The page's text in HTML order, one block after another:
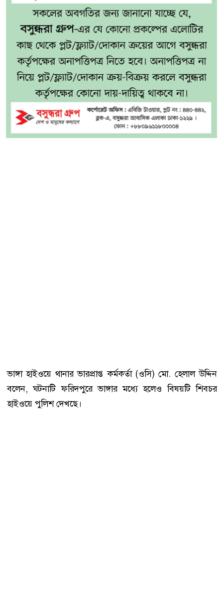
ভাঙ্গা হাইওয়ে থানার ভারপ্রাপ্ত কর্মকর্তা (ওসি) মো. হেলাল উদ্দিন
বলেন, ঘটনাটি ফরিদপুরে ভাঙ্গার মধ্যে হলেও বিষয়টি শিবচর
হাইওয়ে পুলিশ দেখছে।